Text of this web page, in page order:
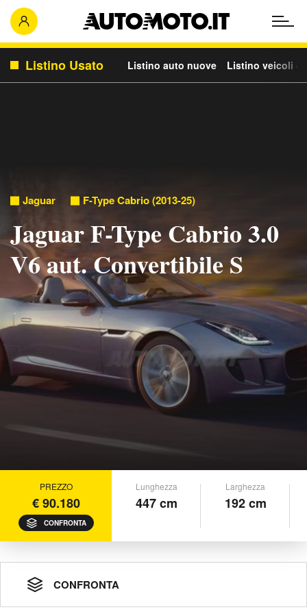
Listino Usato Listino auto nuove Listino veicoli
Jaguar F-Type Cabrio (2013-25)
Jaguar F-Type Cabrio 3.0
V6 aut. Convertibile S
PREZZO
€ 90.180
CONFRONTA
Lunghezza
447 cm
Larghezza
192 cm
CONFRONTA